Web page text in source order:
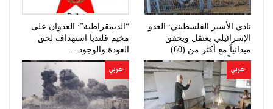
نادي الأسير الفلسطيني: العدو
الإسرائيلي يعتقل ويحقق
ميدانياً مع أكثر من (60)
مواطناً…
“الديمقراطية”: العدوان على
مخيم قلنديا استهداف لحق
العودة والوجود…
-عربي -عربي